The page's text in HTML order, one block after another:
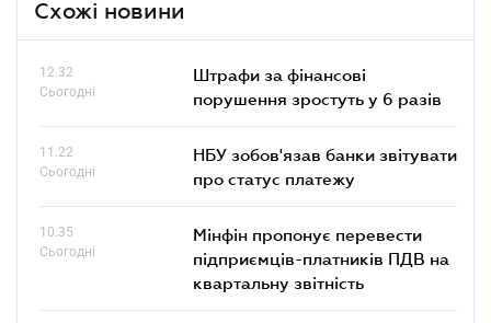
Схожі новини
12.32
Сьогодні
Штрафи за фінансові
порушення зростуть у 6 разів
11.22
Сьогодні
НБУ зобов'язав банки звітувати
про статус платежу
10.35
Сьогодні
Мінфін пропонує перевести
підприємців-платників ПДВ на
квартальну звітність